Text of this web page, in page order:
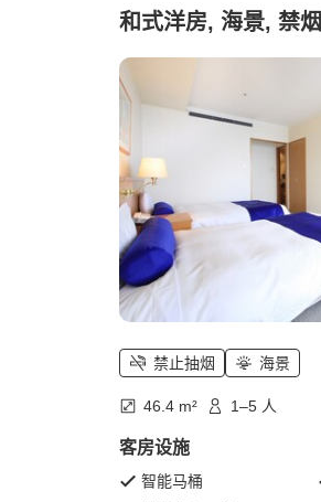
和式洋房, 海景, 禁烟
禁止抽烟 海景
46.4 m² 1–5 人
客房设施
智能马桶